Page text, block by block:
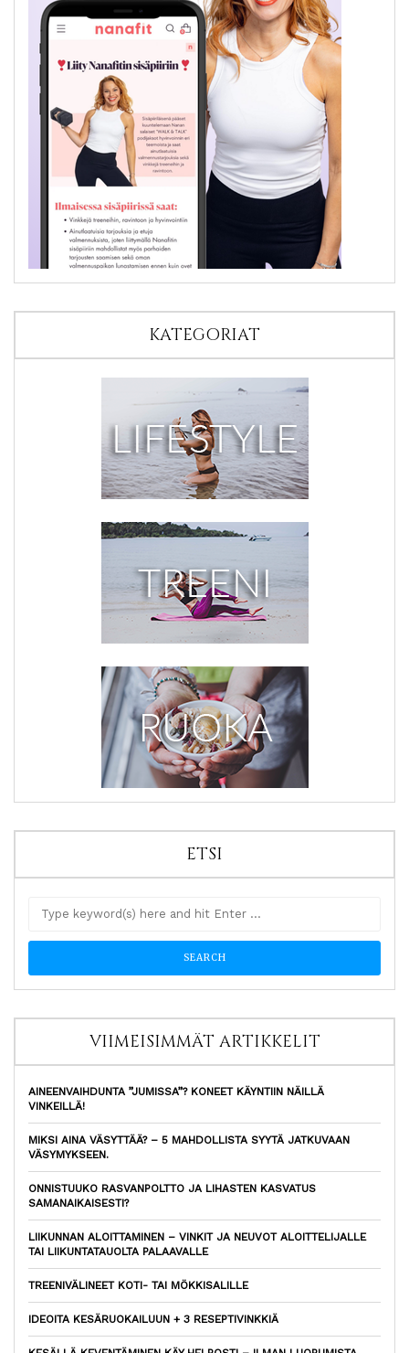
KATEGORIAT
ETSI
VIIMEISIMMÄT ARTIKKELIT
AINEENVAIHDUNTA ”JUMISSA”? KONEET KÄYNTIIN NÄILLÄ
VINKEILLÄ!
MIKSI AINA VÄSYTTÄÄ? – 5 MAHDOLLISTA SYYTÄ JATKUVAAN
VÄSYMYKSEEN.
ONNISTUUKO RASVANPOLTTO JA LIHASTEN KASVATUS
SAMANAIKAISESTI?
LIIKUNNAN ALOITTAMINEN – VINKIT JA NEUVOT ALOITTELIJALLE
TAI LIIKUNTATAUOLTA PALAAVALLE
TREENIVÄLINEET KOTI- TAI MÖKKISALILLE
IDEOITA KESÄRUOKAILUUN + 3 RESEPTIVINKKIÄ